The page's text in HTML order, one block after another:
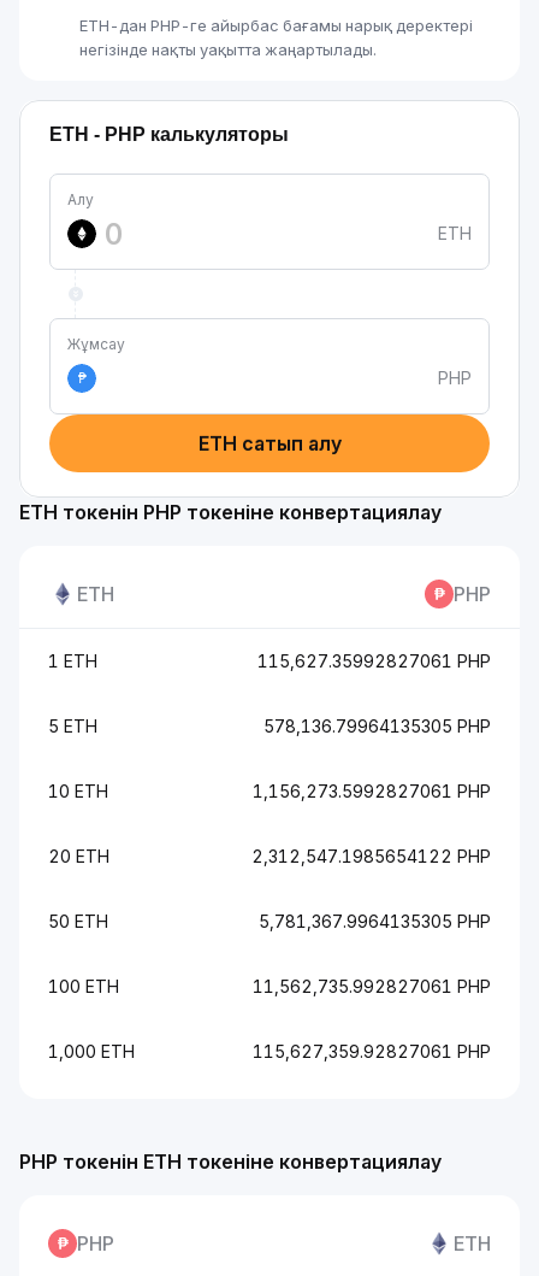
ETH-дан PHP-ге айырбас бағамы нарық деректері
негізінде нақты уақытта жаңартылады.
ETH - PHP калькуляторы
Алу
ETH
Жұмсау
₱
PHP
ETH сатып алу
ETH токенін PHP токеніне конвертациялау
ETH PHP
1 ETH 115,627.35992827061 PHP
5 ETH 578,136.79964135305 PHP
10 ETH 1,156,273.5992827061 PHP
20 ETH 2,312,547.1985654122 PHP
50 ETH 5,781,367.9964135305 PHP
100 ETH 11,562,735.992827061 PHP
1,000 ETH 115,627,359.92827061 PHP
PHP токенін ETH токеніне конвертациялау
PHP ETH